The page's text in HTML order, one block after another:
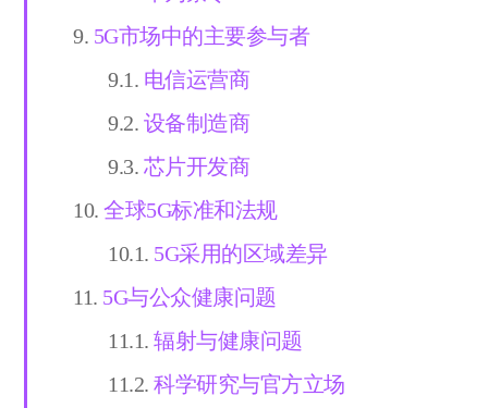
5G市场中的主要参与者
电信运营商
设备制造商
芯片开发商
全球5G标准和法规
5G采用的区域差异
5G与公众健康问题
辐射与健康问题
科学研究与官方立场